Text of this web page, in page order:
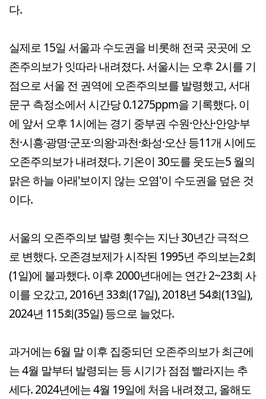
다.
실제로 15일 서울과 수도권을 비롯해 전국 곳곳에 오
존주의보가 잇따라 내려졌다. 서울시는 오후 2시를 기
점으로 서울 전 권역에 오존주의보를 발령했고, 서대
문구 측정소에서 시간당 0.1275ppm을 기록했다. 이
에 앞서 오후 1시에는 경기 중부권 수원·안산·안양·부
천·시흥·광명·군포·의왕·과천·화성·오산 등11개 시에도
오존주의보가 내려졌다. 기온이 30도를 웃도는5 월의
맑은 하늘 아래'보이지 않는 오염'이 수도권을 덮은 것
이다.
서울의 오존주의보 발령 횟수는 지난 30년간 극적으
로 변했다. 오존경보제가 시작된 1995년 주의보는2회
(1일)에 불과했다. 이후 2000년대에는 연간 2~23회 사
이를 오갔고, 2016년 33회(17일), 2018년 54회(13일),
2024년 115회(35일) 등으로 늘었다.
과거에는 6월 말 이후 집중되던 오존주의보가 최근에
는 4월 말부터 발령되는 등 시기가 점점 빨라지는 추
세다. 2024년에는 4월 19일에 처음 내려졌고, 올해도